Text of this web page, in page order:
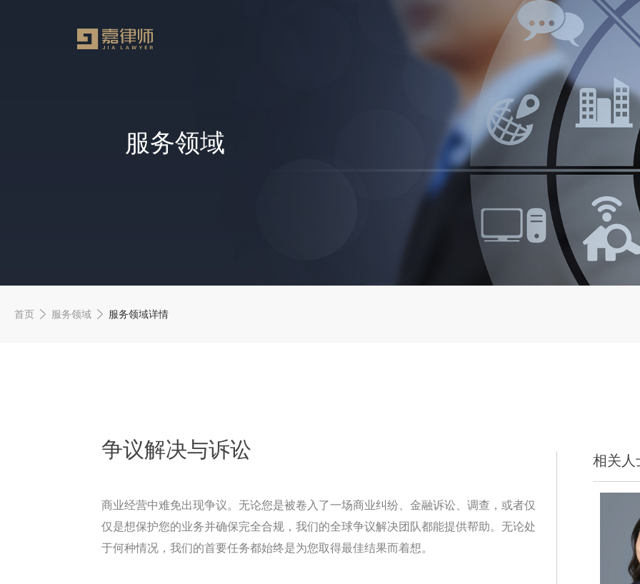
服务领域
首页 服务领域 服务领域详情
争议解决与诉讼
商业经营中难免出现争议。无论您是被卷入了一场商业纠纷、金融诉讼、调查，或者仅
仅是想保护您的业务并确保完全合规，我们的全球争议解决团队都能提供帮助。无论处
于何种情况，我们的首要任务都始终是为您取得最佳结果而着想。
相关人